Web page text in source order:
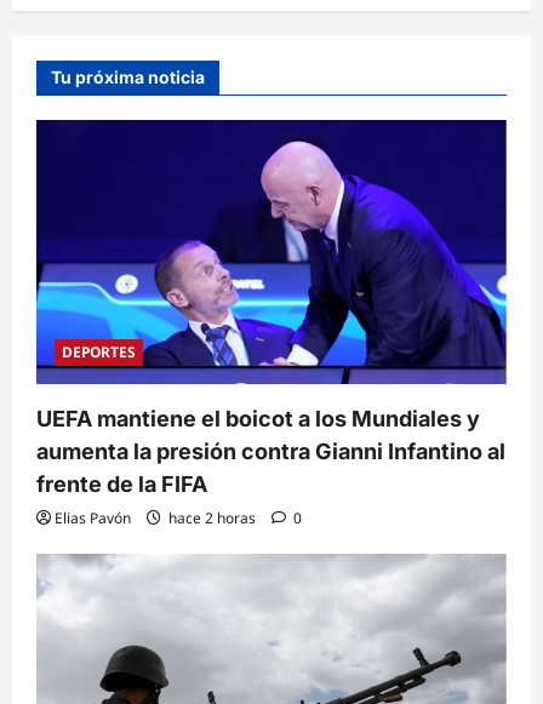
Tu próxima noticia
DEPORTES
UEFA mantiene el boicot a los Mundiales y
aumenta la presión contra Gianni Infantino al
frente de la FIFA
Elias Pavón hace 2 horas 0